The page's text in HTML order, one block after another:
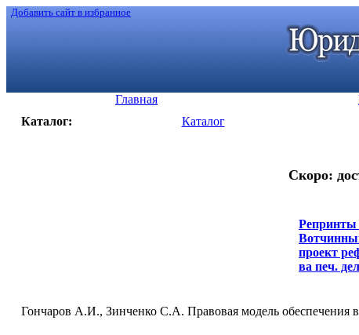
Добавить сайт в избранное
Главная
Каталог:
Каталог
Скоро:
Репринты
проект
ва печ.
Гончаров А.И., Зинченко С.А. Правовая модель обеспечения